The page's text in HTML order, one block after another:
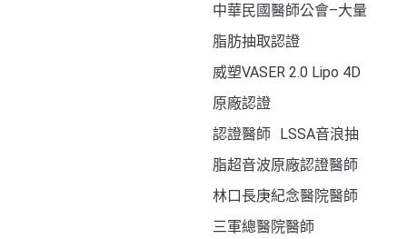
中華民國醫師公會–大量
脂肪抽取認證
威塑VASER 2.0 Lipo 4D
原廠認證
認證醫師 LSSA音浪抽
脂超音波原廠認證醫師
林口長庚紀念醫院醫師
三軍總醫院醫師